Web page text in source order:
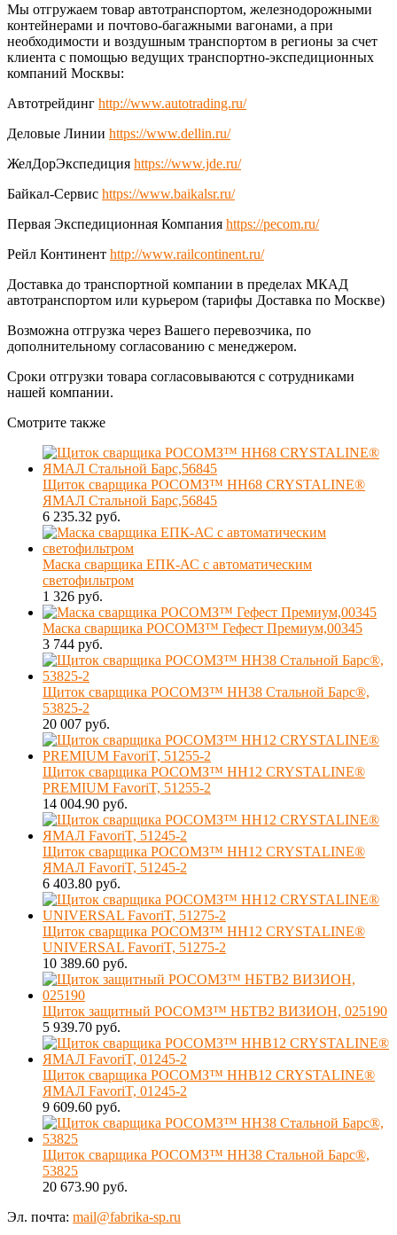
Мы отгружаем товар автотранспортом, железнодорожными
контейнерами и почтово-багажными вагонами, а при
необходимости и воздушным транспортом в регионы за счет
клиента с помощью ведущих транспортно-экспедиционных
компаний Москвы:
Автотрейдинг http://www.autotrading.ru/
Деловые Линии https://www.dellin.ru/
ЖелДорЭкспедиция https://www.jde.ru/
Байкал-Сервис https://www.baikalsr.ru/
Первая Экспедиционная Компания https://pecom.ru/
Рейл Континент http://www.railcontinent.ru/
Доставка до транспортной компании в пределах МКАД
автотранспортом или курьером (тарифы Доставка по Москве)
Возможна отгрузка через Вашего перевозчика, по
дополнительному согласованию с менеджером.
Сроки отгрузки товара согласовываются с сотрудниками
нашей компании.
Смотрите также
Щиток сварщика РОСОМЗ™ НН68 CRYSTALINE®
ЯМАЛ Стальной Барс,56845
6 235.32 руб.
Маска сварщика ЕПК-АС с автоматическим
светофильтром
1 326 руб.
Маска сварщика РОСОМЗ™ Гефест Премиум,00345
3 744 руб.
Щиток сварщика РОСОМЗ™ НН38 Стальной Барс®,
53825-2
20 007 руб.
Щиток сварщика РОСОМЗ™ НН12 CRYSTALINE®
PREMIUM FavoriT, 51255-2
14 004.90 руб.
Щиток сварщика РОСОМЗ™ НН12 CRYSTALINE®
ЯМАЛ FavoriT, 51245-2
6 403.80 руб.
Щиток сварщика РОСОМЗ™ НН12 CRYSTALINE®
UNIVERSAL FavoriT, 51275-2
10 389.60 руб.
Щиток защитный РОСОМЗ™ НБТВ2 ВИЗИОН, 025190
5 939.70 руб.
Щиток сварщика РОСОМЗ™ ННВ12 CRYSTALINE®
ЯМАЛ FavoriT, 01245-2
9 609.60 руб.
Щиток сварщика РОСОМЗ™ НН38 Стальной Барс®,
53825
20 673.90 руб.
Эл. почта: mail@fabrika-sp.ru